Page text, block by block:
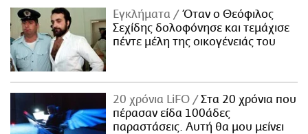
Εγκλήματα
Όταν ο Θεόφιλος
Σεχίδης δολοφόνησε και τεμάχισε
πέντε μέλη της οικογένειάς του
20 χρόνια LiFO
Στα 20 χρόνια που
πέρασαν είδα 100άδες
παραστάσεις. Αυτή θα μου μείνει